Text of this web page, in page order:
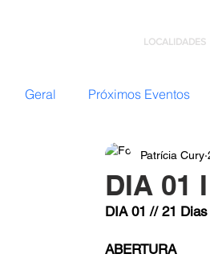
LOCALIDADES
Geral Próximos Eventos
Nazateen (Adolescentes)
GC: Grupo
DIA 01
Patrícia Cury
DIA 01 // 21
ABERTURA